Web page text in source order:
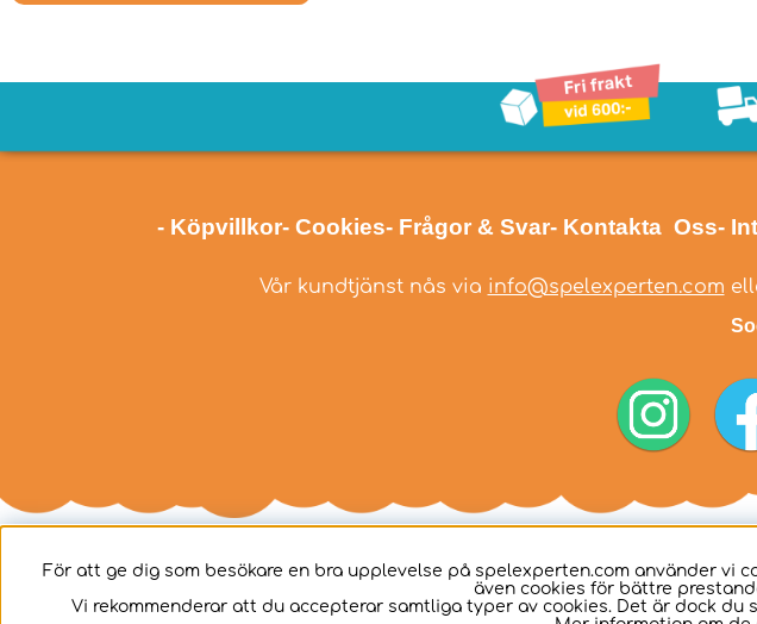
- Köpvillkor- Cookies- Frågor & Svar- Kontakta Oss-
Vår kundtjänst nås via info@spelexperten.com
För att ge dig som besökare en bra upplevelse på spelexperten.com använder
även cookies för bättre
Vi rekommenderar att du accepterar samtliga typer av cookies. Det är dock